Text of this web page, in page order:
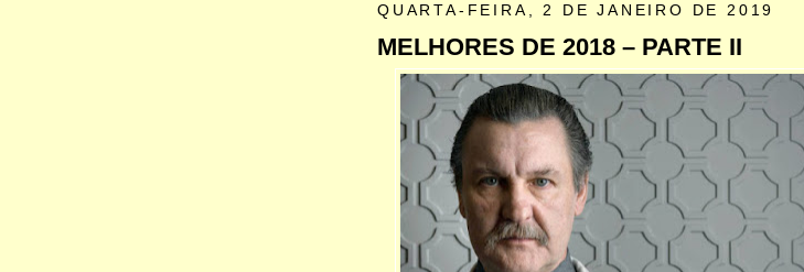
QUARTA-FEIRA, 2 DE JANEIRO DE 2019
MELHORES DE 2018 – PARTE II